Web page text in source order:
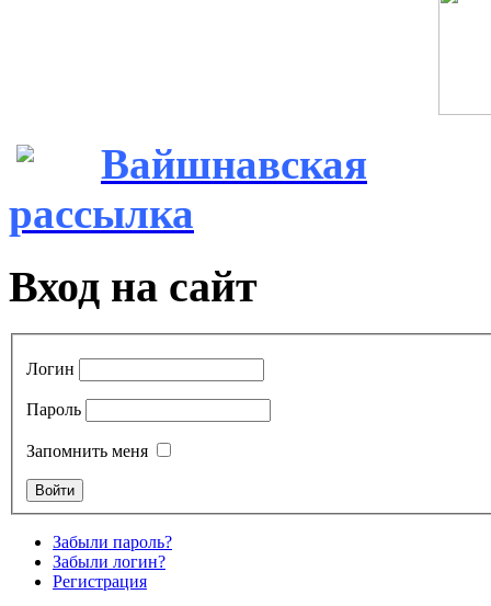
Вайшнавская
рассылка
Вход на сайт
Логин
Пароль
Запомнить меня
Забыли пароль?
Забыли логин?
Регистрация